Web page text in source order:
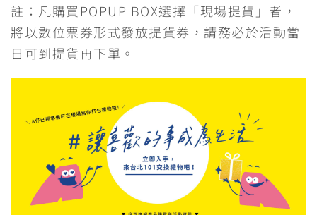
註：凡購買POPUP BOX選擇「現場提貨」者，
將以數位票券形式發放提貨券，請務必於活動當
日可到提貨再下單。